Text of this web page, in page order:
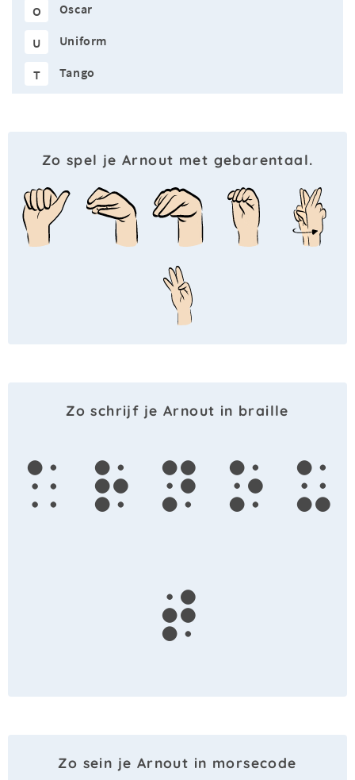
O Oscar
U Uniform
T Tango
Zo spel je Arnout met gebarentaal.
Zo schrijf je Arnout in braille
a r n o u
t
Zo sein je Arnout in morsecode